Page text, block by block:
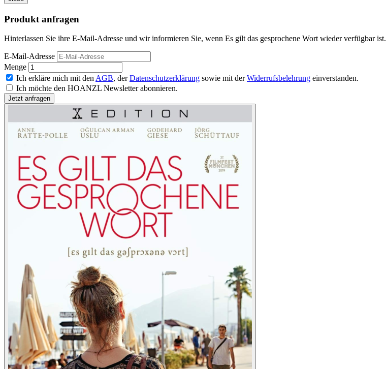
Produkt anfragen
Hinterlassen Sie ihre E-Mail-Adresse und wir informieren Sie, wenn Es gilt das gesprochene Wort wieder verfügbar ist.
E-Mail-Adresse
Menge
Ich erkläre mich mit den AGB, derDatenschutzerklärung sowie mit derWiderrufsbelehrung einverstanden.
Ich möchte den HOANZL Newsletter abonnieren.